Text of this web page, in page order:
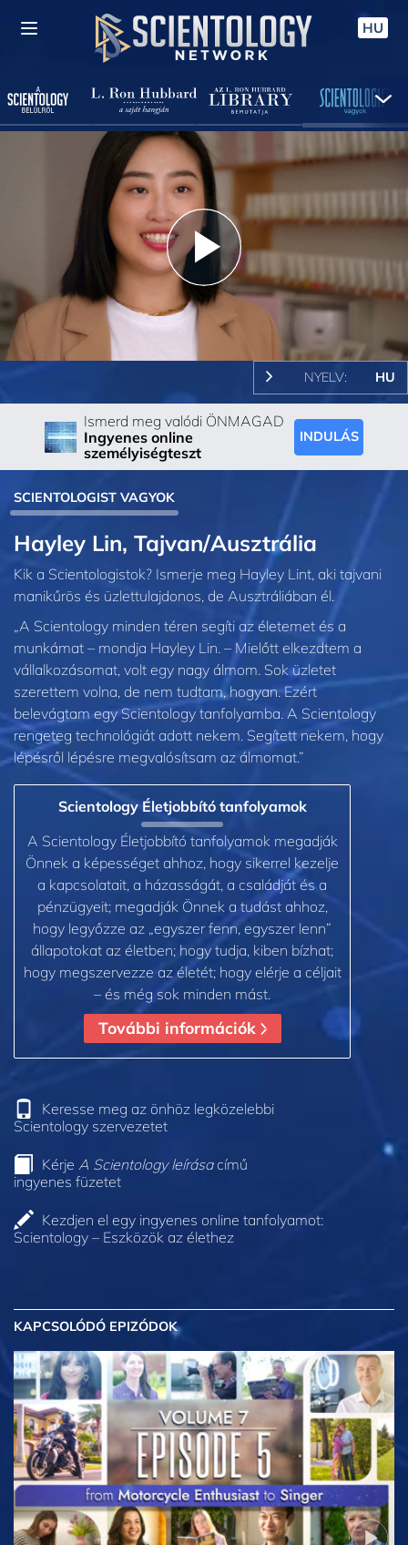
HU
Play
Video
NYELV: HU
Ismerd meg valódi ÖNMAGAD
Ingyenes online
személyiségteszt
INDULÁS
SCIENTOLOGIST VAGYOK
Hayley Lin, Tajvan/Ausztrália
Kik a Scientologistok? Ismerje meg Hayley Lint, aki tajvani
manikűrös és üzlettulajdonos, de Ausztráliában él.
„A Scientology minden téren segíti az életemet és a
munkámat – mondja Hayley Lin. – Mielőtt elkezdtem a
vállalkozásomat, volt egy nagy álmom. Sok üzletet
szerettem volna, de nem tudtam, hogyan. Ezért
belevágtam egy Scientology tanfolyamba. A Scientology
rengeteg technológiát adott nekem. Segített nekem, hogy
lépésről lépésre megvalósítsam az álmomat.”
Scientology Életjobbító tanfolyamok
A Scientology Életjobbító tanfolyamok megadják
Önnek a képességet ahhoz, hogy sikerrel kezelje
a kapcsolatait, a házasságát, a családját és a
pénzügyeit; megadják Önnek a tudást ahhoz,
hogy legyőzze az „egyszer fenn, egyszer lenn”
állapotokat az életben; hogy tudja, kiben bízhat;
hogy megszervezze az életét; hogy elérje a céljait
– és még sok minden mást.
További információk
Keresse meg az önhöz legközelebbi
Scientology szervezetet
Kérje A Scientology leírásacímű
ingyenes füzetet
Kezdjen el egy ingyenes online tanfolyamot:
Scientology – Eszközök az élethez
KAPCSOLÓDÓ EPIZÓDOK